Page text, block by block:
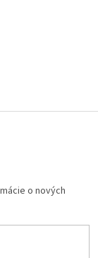
o nových